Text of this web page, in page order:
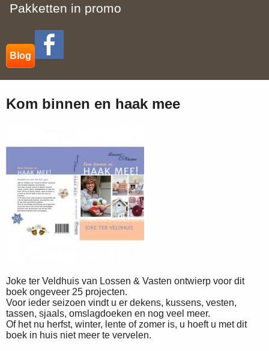
Pakketten in promo
Blog
Kom binnen en haak mee
Joke ter Veldhuis van Lossen & Vasten ontwierp voor dit
boek ongeveer 25 projecten.
Voor ieder seizoen vindt u er dekens, kussens, vesten,
tassen, sjaals, omslagdoeken en nog veel meer.
Of het nu herfst, winter, lente of zomer is, u hoeft u met dit
boek in huis niet meer te vervelen.